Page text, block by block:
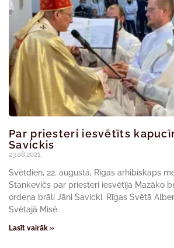
Par priesteri iesvētīts
Savickis
23.08.2021.
Svētdien, 22. augustā, Rīgas arhibīskaps
Stankevičs par priesteri iesvētīja Mazāko
ordeņa brāli Jāni Savicki. Rīgas Svētā
Svētajā Misē
Lasīt vairāk »